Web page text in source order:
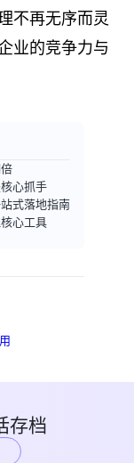
不再无序而灵
业的竞争力与
心抓手
式落地指南
心工具
存档